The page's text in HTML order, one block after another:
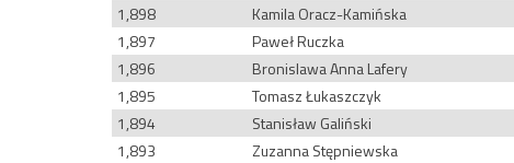
1,898
Kamila Oracz-Kamińska
1,897
Paweł Ruczka
1,896
Bronislawa Anna Lafery
1,895
Tomasz Łukaszczyk
1,894
Stanisław Galiński
1,893
Zuzanna Stępniewska